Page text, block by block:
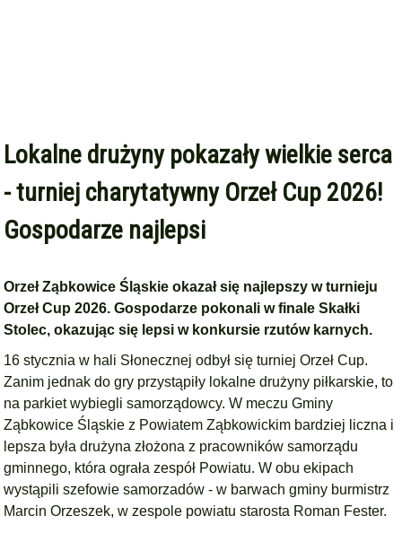
Lokalne drużyny pokazały wielkie serca
- turniej charytatywny Orzeł Cup 2026!
Gospodarze najlepsi
Orzeł Ząbkowice Śląskie okazał się najlepszy w turnieju
Orzeł Cup 2026. Gospodarze pokonali w finale Skałki
Stolec, okazując się lepsi w konkursie rzutów karnych.
16 stycznia w hali Słonecznej odbył się turniej Orzeł Cup.
Zanim jednak do gry przystąpiły lokalne drużyny piłkarskie, to
na parkiet wybiegli samorządowcy. W meczu Gminy
Ząbkowice Śląskie z Powiatem Ząbkowickim bardziej liczna i
lepsza była drużyna złożona z pracowników samorządu
gminnego, która ograła zespół Powiatu. W obu ekipach
wystąpili szefowie samorzadów - w barwach gminy burmistrz
Marcin Orzeszek, w zespole powiatu starosta Roman Fester.